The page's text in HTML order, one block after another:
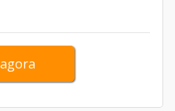
flanges –